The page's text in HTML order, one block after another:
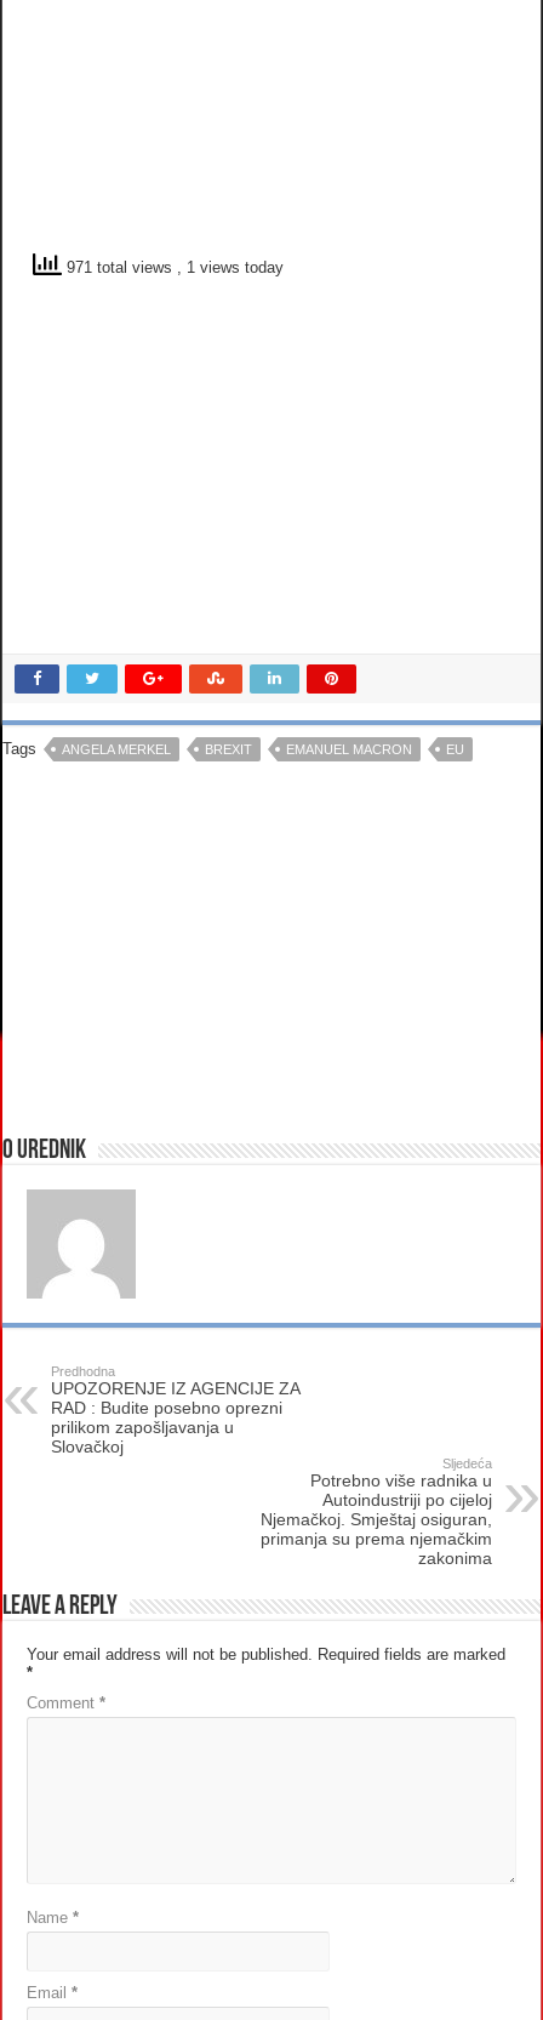
971 total views , 1 views today
Tags ANGELA MERKEL BREXIT EMANUEL MACRON EU
O urednik
Predhodna
UPOZORENJE IZ AGENCIJE ZA
RAD : Budite posebno oprezni
prilikom zapošljavanja u
Slovačkoj
Sljedeća
Potrebno više radnika u
Autoindustriji po cijeloj
Njemačkoj. Smještaj osiguran,
primanja su prema njemačkim
zakonima
Leave a Reply
Your email address will not be published.
Required fields are marked
*
Comment*
Name*
Email*